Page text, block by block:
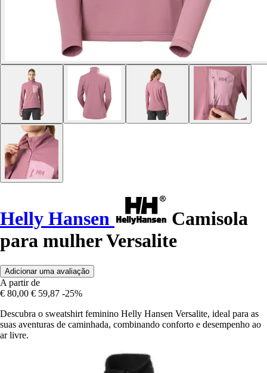
Helly Hansen
Camisola
para mulher Versalite
Adicionar uma avaliação
A partir de
€ 80,00 € 59,87 -25%
Descubra o sweatshirt feminino Helly Hansen Versalite, ideal para as
suas aventuras de caminhada, combinando conforto e desempenho ao
ar livre.